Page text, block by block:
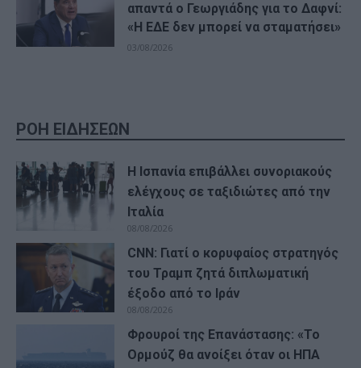
απαντά ο Γεωργιάδης για το Δαφνί:
«Η ΕΔΕ δεν μπορεί να σταματήσει»
03/08/2026
ΡΟΗ ΕΙΔΗΣΕΩΝ
Η Ισπανία επιβάλλει συνοριακούς
ελέγχους σε ταξιδιώτες από την
Ιταλία
08/08/2026
CNN: Γιατί ο κορυφαίος στρατηγός
του Τραμπ ζητά διπλωματική
έξοδο από το Ιράν
08/08/2026
Φρουροί της Επανάστασης: «Το
Ορμούζ θα ανοίξει όταν οι ΗΠΑ